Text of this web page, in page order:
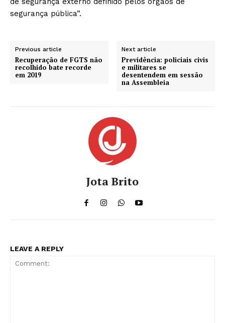
segurança pública”.
Previous article
Recuperação de FGTS não
recolhido bate recorde
em 2019
Next article
Previdência: policiais civis
e militares se
desentendem em sessão
na Assembleia
Jota Brito
LEAVE A REPLY